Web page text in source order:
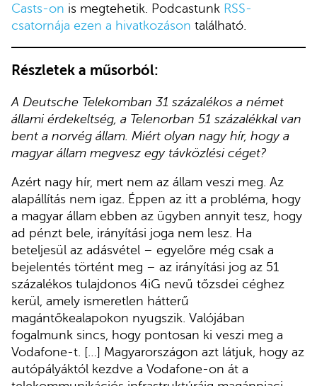
Casts-on is megtehetik. Podcastunk RSS-
csatornája ezen a hivatkozáson található.
Részletek a műsorból:
A Deutsche Telekomban 31 százalékos a német
állami érdekeltség, a Telenorban 51 százalékkal van
bent a norvég állam. Miért olyan nagy hír, hogy a
magyar állam megvesz egy távközlési céget?
Azért nagy hír, mert nem az állam veszi meg. Az
alapállítás nem igaz. Éppen az itt a probléma, hogy
a magyar állam ebben az ügyben annyit tesz, hogy
ad pénzt bele, irányítási joga nem lesz. Ha
beteljesül az adásvétel – egyelőre még csak a
bejelentés történt meg – az irányítási jog az 51
százalékos tulajdonos 4iG nevű tőzsdei céghez
kerül, amely ismeretlen hátterű
magántőkealapokon nyugszik. Valójában
fogalmunk sincs, hogy pontosan ki veszi meg a
Vodafone-t. […] Magyarországon azt látjuk, hogy az
autópályáktól kezdve a Vodafone-on át a